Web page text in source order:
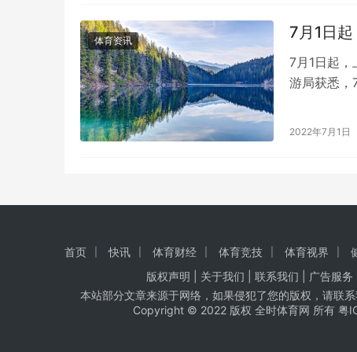
体育资讯 7月1日
7月1日起
游局获悉，
2022年7月1日
首页 快讯 体育财经 体育竞技 体育视界
版权声明 | 关于我们 联系我们 | 广告服务
本站部分文章来源于网络，如果侵犯了您的版权，请联
Copyright © 2022 版权 全时体育网 所有 粤